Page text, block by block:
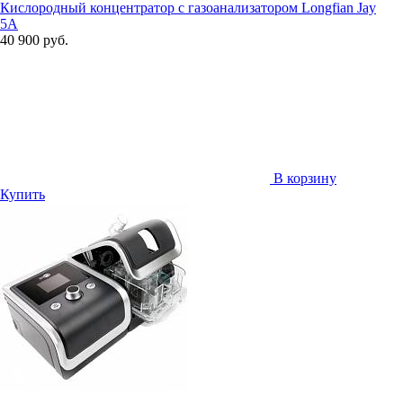
Кислородный концентратор с газоанализатором Longfian Jay
5A
40 900 руб.
В корзину
Купить